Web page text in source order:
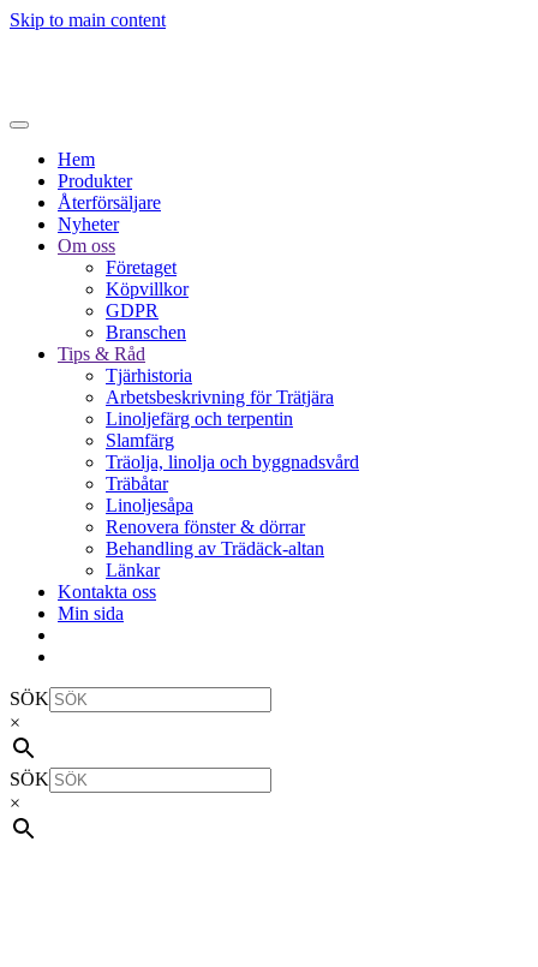
Skip to main content
Hem
Produkter
Återförsäljare
Nyheter
Om oss
Företaget
Köpvillkor
GDPR
Branschen
Tips & Råd
Tjärhistoria
Arbetsbeskrivning för Trätjära
Linoljefärg och terpentin
Slamfärg
Träolja, linolja och byggnadsvård
Träbåtar
Linoljesåpa
Renovera fönster & dörrar
Behandling av Trädäck-altan
Länkar
Kontakta oss
Min sida
SÖK
×
SÖK
×